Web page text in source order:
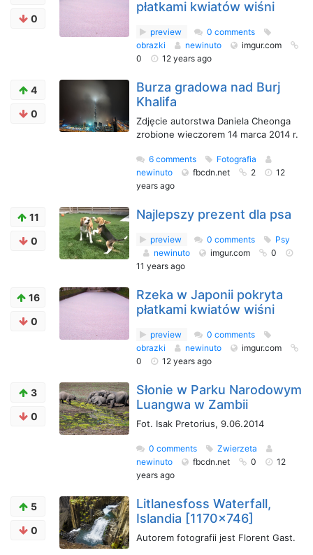
0
płatkami kwiatów wiśni
preview
0 comments
obrazki
newinuto
imgur.com
0
12 years ago
4
0
Burza gradowa nad Burj
Khalifa
Zdjęcie autorstwa Daniela Cheonga
zrobione wieczorem 14 marca 2014 r.
6 comments
Fotografia
newinuto
fbcdn.net 2
12
years ago
11
0
Najlepszy prezent dla psa
preview 0 comments
Psy
newinuto
imgur.com
0
11 years ago
16
0
Rzeka w Japonii pokryta
płatkami kwiatów wiśni
preview
0 comments
obrazki
newinuto
imgur.com
0
12 years ago
3
0
Słonie w Parku Narodowym
Luangwa w Zambii
Fot. Isak Pretorius, 9.06.2014
0 comments
Zwierzeta
newinuto
fbcdn.net 0
12
years ago
5
0
Litlanesfoss Waterfall,
Islandia [1170x746]
Autorem fotografii jest Florent Gast.